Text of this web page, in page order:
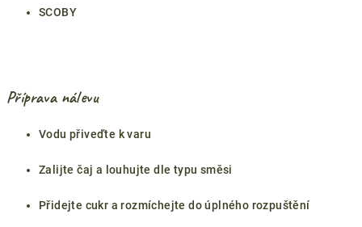
SCOBY
Příprava nálevu
Vodu přiveďte k varu
Zalijte čaj a louhujte dle typu směsi
Přidejte cukr a rozmíchejte do úplného rozpuštění